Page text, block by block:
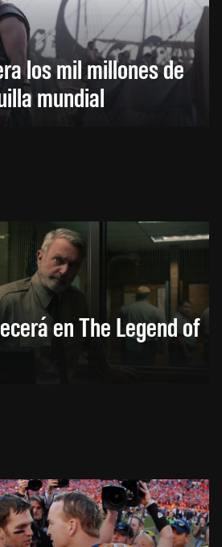
los mil millones de
mundial
en The Legend of